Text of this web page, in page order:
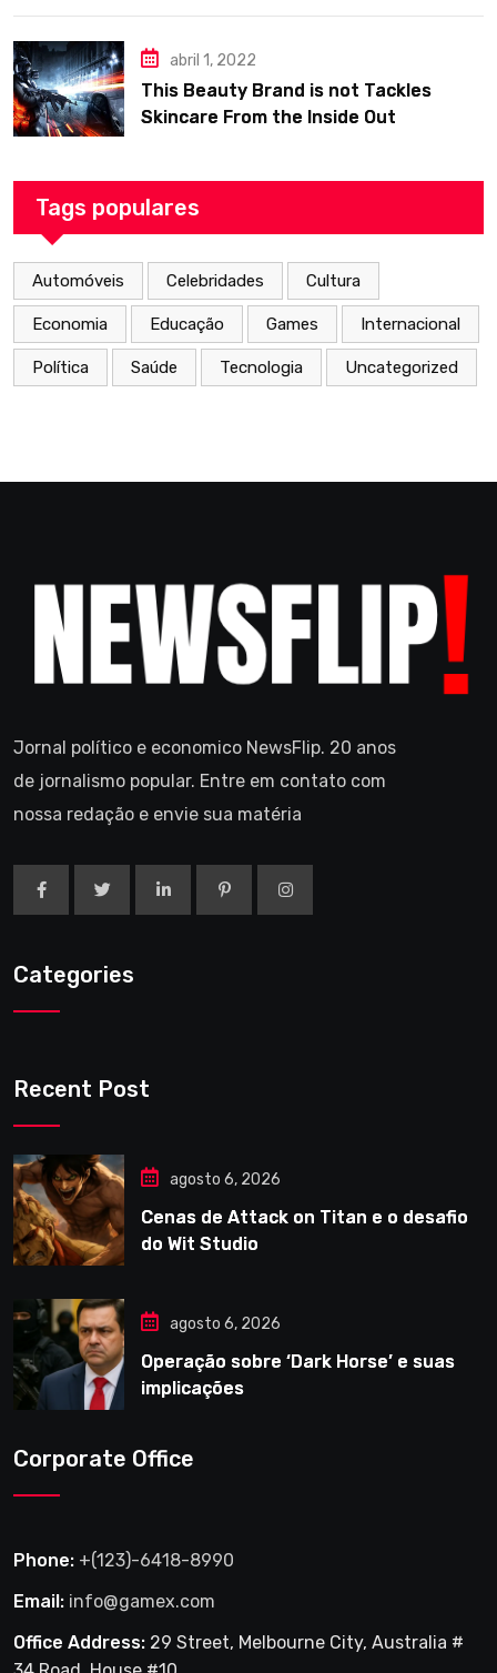
abril 1, 2022
This Beauty Brand is not Tackles
Skincare From the Inside Out
Tags populares
Automóveis Celebridades Cultura
Economia Educação Games Internacional
Política Saúde Tecnologia Uncategorized
Jornal político e economico NewsFlip. 20 anos
de jornalismo popular. Entre em contato com
nossa redação e envie sua matéria
Categories
Recent Post
agosto 6, 2026
Cenas de Attack on Titan e o desafio
do Wit Studio
agosto 6, 2026
Operação sobre ‘Dark Horse’ e suas
implicações
Corporate Office
Phone: +(123)-6418-8990
Email: info@gamex.com
Office Address: 29 Street, Melbourne City, Australia #